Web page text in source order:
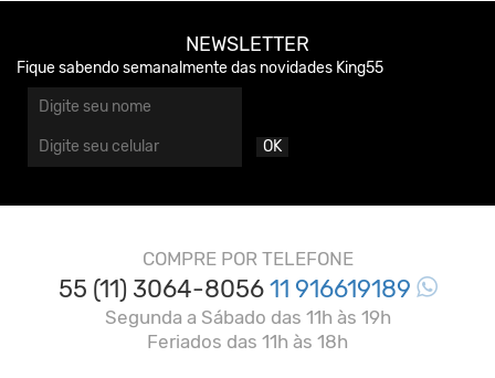
NEWSLETTER
Fique sabendo semanalmente das novidades King55
OK
COMPRE POR TELEFONE
55 (11) 3064-805611 916619189
Segunda a Sábado das 11h às 19h
Feriados das 11h às 18h